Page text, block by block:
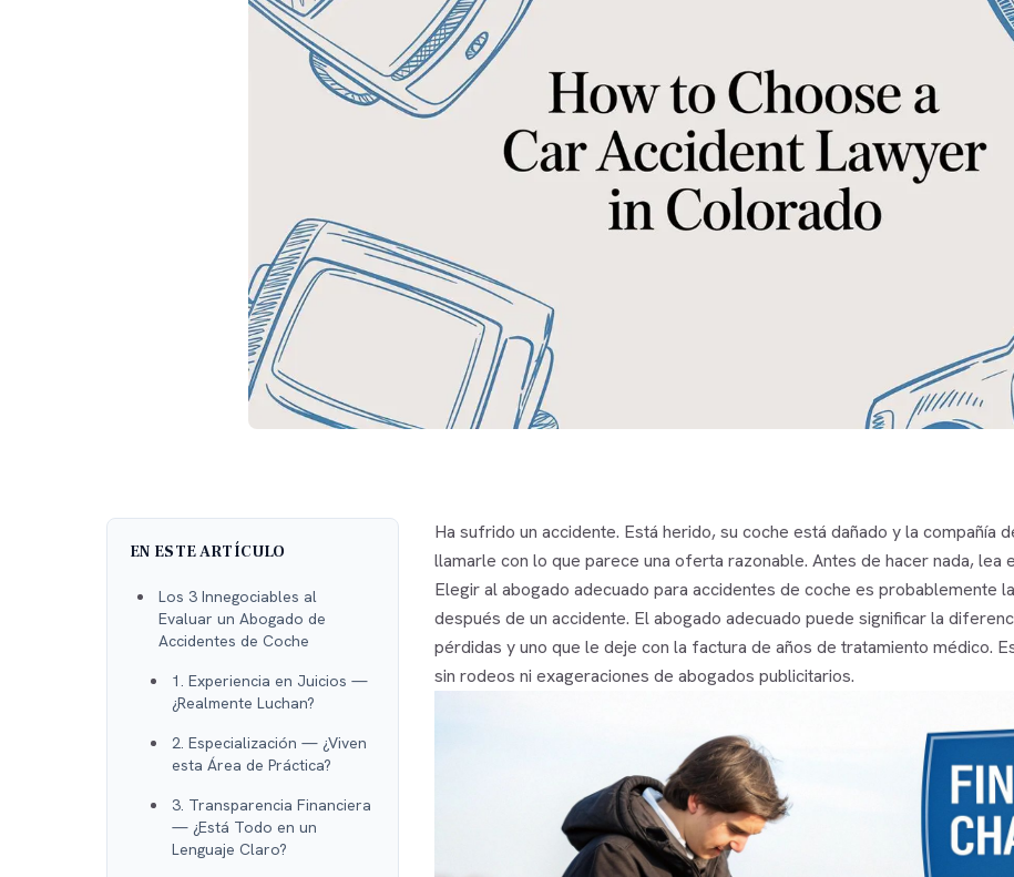
EN ESTE ARTÍCULO
Los 3 Innegociables al
Evaluar un Abogado de
Accidentes de Coche
1. Experiencia en Juicios —
¿Realmente Luchan?
2. Especialización — ¿Viven
esta Área de Práctica?
3. Transparencia Financiera
— ¿Está Todo en un
Lenguaje Claro?
Ha sufrido un accidente. Está herido, su coche está dañado y la compañía
llamarle con lo que parece una oferta razonable. Antes de hacer nada, lea
Elegir al abogado adecuado para accidentes de coche es probablemente
después de un accidente. El abogado adecuado puede significar la
pérdidas y uno que le deje con la factura de años de tratamiento médico.
sin rodeos ni exageraciones de abogados publicitarios.